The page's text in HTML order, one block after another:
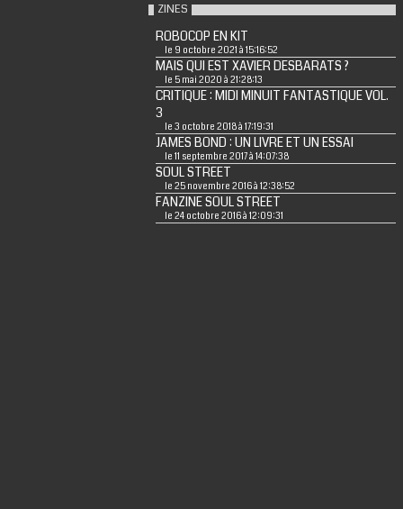
ZINES
ROBOCOP EN KIT
le 9 octobre 2021 à 15:16:52
MAIS QUI EST XAVIER DESBARATS ?
le 5 mai 2020 à 21:28:13
CRITIQUE : MIDI MINUIT FANTASTIQUE VOL.
3
le 3 octobre 2018 à 17:19:31
JAMES BOND : UN LIVRE ET UN ESSAI
le 11 septembre 2017 à 14:07:38
SOUL STREET
le 25 novembre 2016 à 12:38:52
FANZINE SOUL STREET
le 24 octobre 2016 à 12:09:31